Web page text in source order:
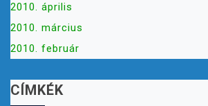
2010. április
2010. március
2010. február
CÍMKÉK